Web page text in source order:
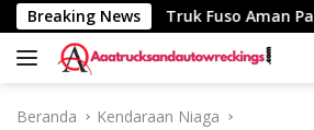
Langsung
ke
konten
Breaking News
Km Truk Fuso Aman Pakai
Beranda Kendaraan Niaga